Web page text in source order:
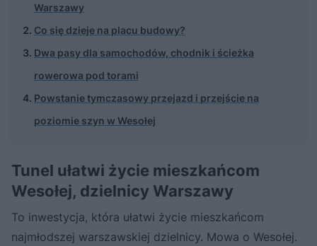
Warszawy
Co się dzieje na placu budowy?
Dwa pasy dla samochodów, chodnik i ścieżka
rowerowa pod torami
Powstanie tymczasowy przejazd i przejście na
poziomie szyn w Wesołej
Tunel ułatwi życie mieszkańcom
Wesołej, dzielnicy Warszawy
To inwestycja, która ułatwi życie mieszkańcom
najmłodszej warszawskiej dzielnicy. Mowa o Wesołej.